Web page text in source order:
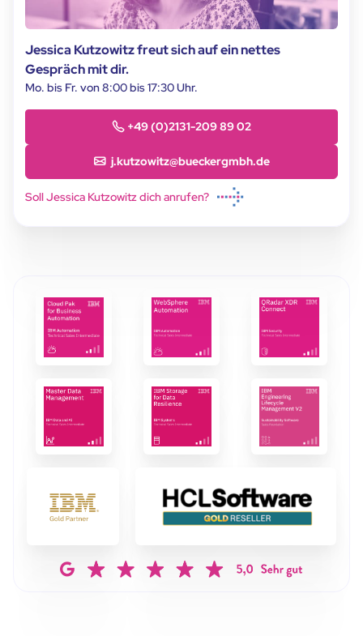
Jessica Kutzowitz freut sich auf ein nettes
Gespräch mit dir.
Mo. bis Fr. von 8:00 bis 17:30 Uhr.
+49 (0)2131-209 89 02
j.kutzowitz@bueckergmbh.de
Soll Jessica Kutzowitz dich anrufen?